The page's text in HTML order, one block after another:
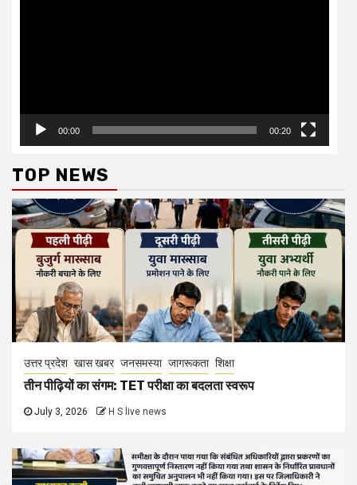
00:00 00:20
TOP NEWS
उत्तर प्रदेश खास खबर जनसमस्या जागरूकता शिक्षा
तीन पीढ़ियों का संगम: TET परीक्षा का बदलता स्वरूप
July 3, 2026 H S live news